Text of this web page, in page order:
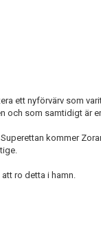
ett nyförvärv som
och som samtidigt är
kommer
ro detta i hamn.